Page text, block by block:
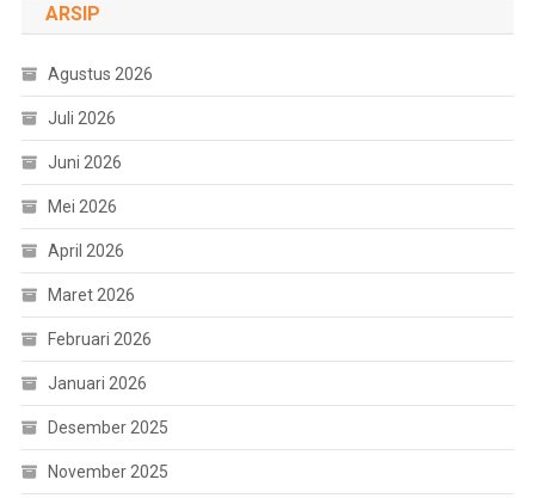
ARSIP
Agustus 2026
Juli 2026
Juni 2026
Mei 2026
April 2026
Maret 2026
Februari 2026
Januari 2026
Desember 2025
November 2025